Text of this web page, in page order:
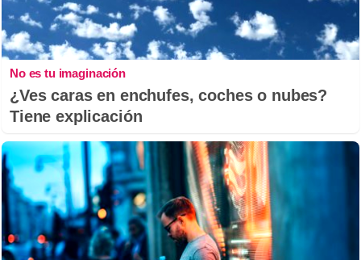
No es tu imaginación
¿Ves caras en enchufes, coches o nubes?
Tiene explicación